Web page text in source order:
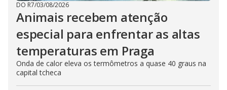
DO R7/03/08/2026
Animais recebem atenção
especial para enfrentar as altas
temperaturas em Praga
Onda de calor eleva os termômetros a quase 40 graus na
capital tcheca